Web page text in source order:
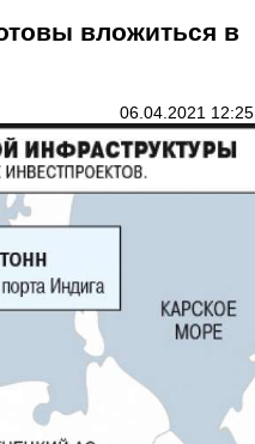
вложиться в
06.04.2021 12:25